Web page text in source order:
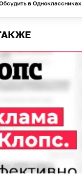
в Одноклассниках